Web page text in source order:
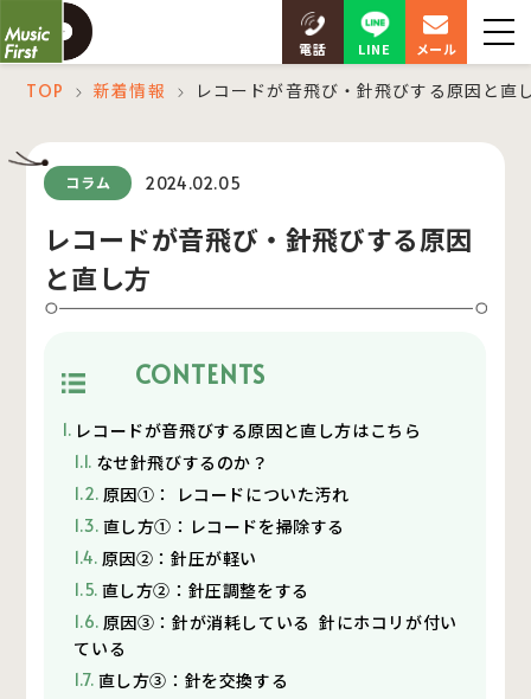
電話 LINE メール
TOP ＞ 新着情報 ＞ レコードが音飛び・針飛びする原因と直
コラム 2024.02.05
レコードが音飛び・針飛びする原因
と直し方
CONTENTS
レコードが音飛びする原因と直し方はこちら
なせ針飛びするのか？
原因①： レコードについた汚れ
直し方①：レコードを掃除する
原因②：針圧が軽い
直し方②：針圧調整をする
原因③：針が消耗している 針にホコリが付い
ている
直し方③：針を交換する